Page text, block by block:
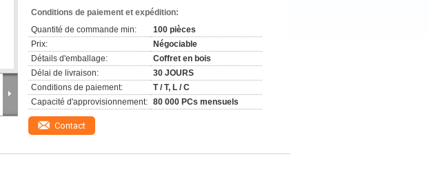
Conditions de paiement et expédition:
Quantité de commande min:
100 pièces
Prix:
Négociable
Détails d'emballage:
Coffret en bois
Délai de livraison:
30 JOURS
Conditions de paiement:
T / T, L / C
Capacité d'approvisionnement: 80 000 PCs mensuels
Contact